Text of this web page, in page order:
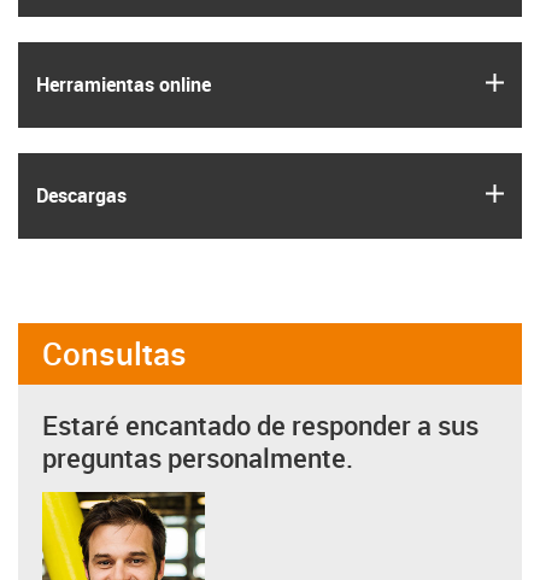
Herramientas online
Descargas
Consultas
Estaré encantado de responder a sus
preguntas personalmente.